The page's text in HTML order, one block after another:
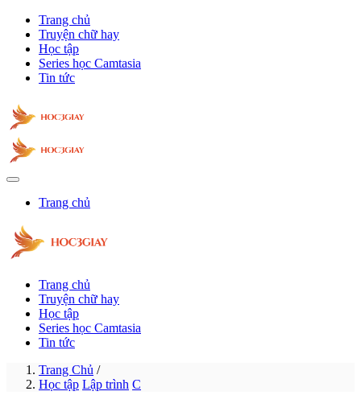
Trang chủ
Truyện chữ hay
Học tập
Series học Camtasia
Tin tức
Trang chủ
Trang chủ
Truyện chữ hay
Học tập
Series học Camtasia
Tin tức
Trang Chủ /
Học tập Lập trình C